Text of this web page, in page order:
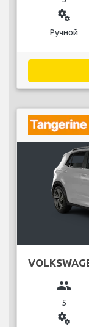
miscellaneous_services
Ручной
group
5
miscellaneous_services